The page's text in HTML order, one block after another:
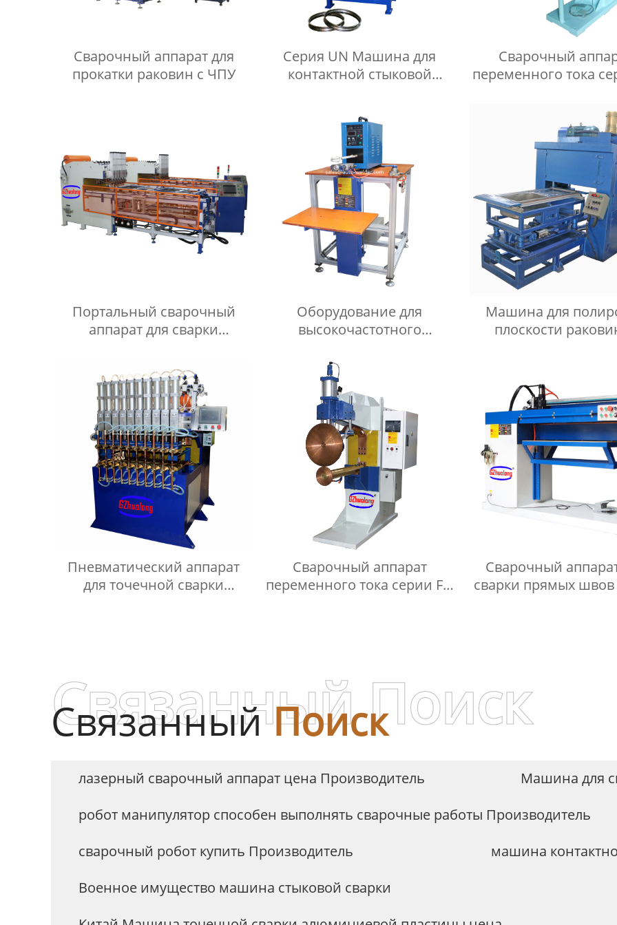
Сварочный аппарат для
прокатки раковин с ЧПУ
Серия UN Машина для
контактной стыковой
Сварочный
переменного тока
Портальный сварочный
аппарат для сварки
Оборудование для
высокочастотного
серии BH
Машина для
плоскости
Пневматический аппарат
для точечной сварки
Сварочный аппарат
переменного тока серии FN
Сварочный
сварки прямых
СвязанныйПоиск
Связанный Поиск
лазерный сварочный аппарат цена Производитель
Машина для
робот манипулятор способен выполнять сварочные работы Производитель
сварочный робот купить Производитель
машина
Военное имущество машина стыковой сварки